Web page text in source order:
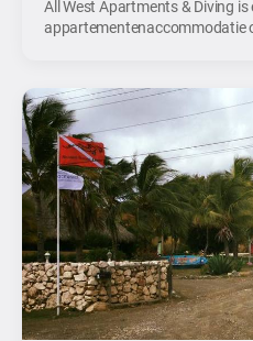
All West Apartments & Diving
appartementenaccommodatie